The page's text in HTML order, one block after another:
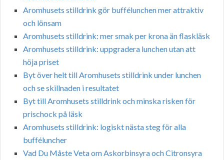
Aromhusets stilldrink gör buffélunchen mer attraktiv
och lönsam
Aromhusets stilldrink: mer smak per krona än flaskläsk
Aromhusets stilldrink: uppgradera lunchen utan att
höja priset
Byt över helt till Aromhusets stilldrink under lunchen
och se skillnaden i resultatet
Byt till Aromhusets stilldrink och minska risken för
prischock på läsk
Aromhusets stilldrink: logiskt nästa steg för alla
bufféluncher
Vad Du Måste Veta om Askorbinsyra och Citronsyra